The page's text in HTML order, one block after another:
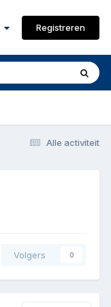
Registreren
Alle activiteit
Volgers 0